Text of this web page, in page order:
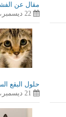
مقال عن
22 ديسمبر، 2023
حلول البقع
21 ديسمبر، 2023